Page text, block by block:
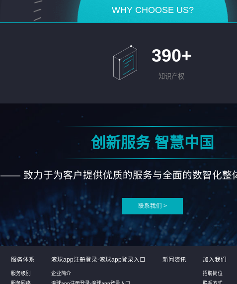
WHY CHOOSE US?
390+
知识产权
创新服务 智慧中国
—— 致力于为客户提供优质的服务与全面的数智化
联系我们 >
服务体系
服务级别
滚球app注册登录-滚球app登录入口
企业简介
新闻资讯 加入我们
招聘岗位